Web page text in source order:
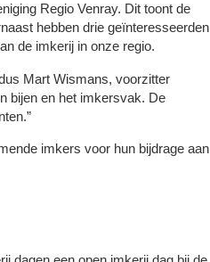
Regio Venray. Dit toont de
hebben drie geïnteresseerden
de imkerij in onze regio.
Mart Wismans, voorzitter
bijen en het imkersvak. De
imkers voor hun bijdrage aan